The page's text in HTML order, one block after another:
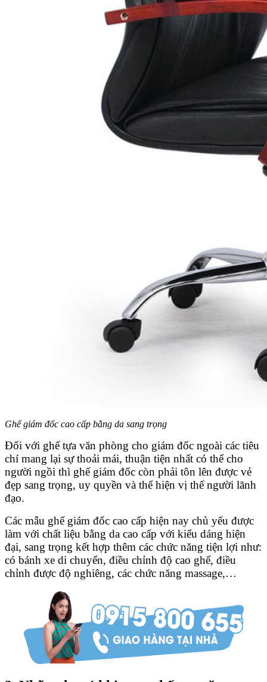
Ghế giám đốc cao cấp bằng da sang trọng
Đối với ghế tựa văn phòng cho giám đốc ngoài các tiêu
chí mang lại sự thoải mái, thuận tiện nhất có thể cho
người ngồi thì ghế giám đốc còn phải tôn lên được vẻ
đẹp sang trọng, uy quyền và thể hiện vị thế người lãnh
đạo.
Các mẫu ghế giám đốc cao cấp hiện nay chủ yếu được
làm với chất liệu bằng da cao cấp với kiểu dáng hiện
đại, sang trọng kết hợp thêm các chức năng tiện lợi như:
có bánh xe di chuyển, điều chỉnh độ cao ghế, điều
chỉnh được độ nghiêng, các chức năng massage,…